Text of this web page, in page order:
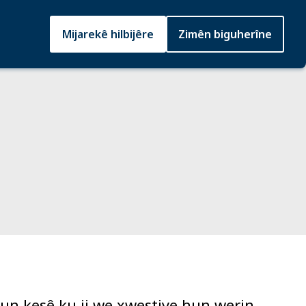
Mijarekê hilbijêre Zimên biguherîne